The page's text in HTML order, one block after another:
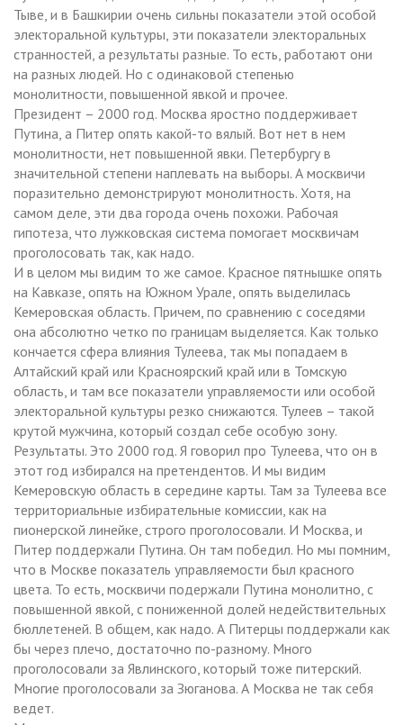
Тыве, и в Башкирии очень сильны показатели этой особой
электоральной культуры, эти показатели электоральных
странностей, а результаты разные. То есть, работают они
на разных людей. Но с одинаковой степенью
монолитности, повышенной явкой и прочее.
Президент – 2000 год. Москва яростно поддерживает
Путина, а Питер опять какой-то вялый. Вот нет в нем
монолитности, нет повышенной явки. Петербургу в
значительной степени наплевать на выборы. А москвичи
поразительно демонстрируют монолитность. Хотя, на
самом деле, эти два города очень похожи. Рабочая
гипотеза, что лужковская система помогает москвичам
проголосовать так, как надо.
И в целом мы видим то же самое. Красное пятнышке опять
на Кавказе, опять на Южном Урале, опять выделилась
Кемеровская область. Причем, по сравнению с соседями
она абсолютно четко по границам выделяется. Как только
кончается сфера влияния Тулеева, так мы попадаем в
Алтайский край или Красноярский край или в Томскую
область, и там все показатели управляемости или особой
электоральной культуры резко снижаются. Тулеев – такой
крутой мужчина, который создал себе особую зону.
Результаты. Это 2000 год. Я говорил про Тулеева, что он в
этот год избирался на претендентов. И мы видим
Кемеровскую область в середине карты. Там за Тулеева все
территориальные избирательные комиссии, как на
пионерской линейке, строго проголосовали. И Москва, и
Питер поддержали Путина. Он там победил. Но мы помним,
что в Москве показатель управляемости был красного
цвета. То есть, москвичи подержали Путина монолитно, с
повышенной явкой, с пониженной долей недействительных
бюллетеней. В общем, как надо. А Питерцы поддержали как
бы через плечо, достаточно по-разному. Много
проголосовали за Явлинского, который тоже питерский.
Многие проголосовали за Зюганова. А Москва не так себя
ведет.